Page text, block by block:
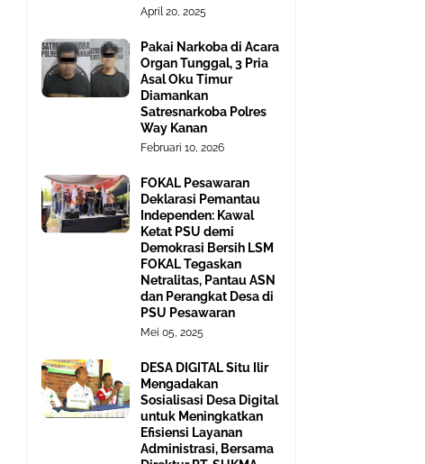
April 20, 2025
Pakai Narkoba di Acara
Organ Tunggal, 3 Pria
Asal Oku Timur
Diamankan
Satresnarkoba Polres
Way Kanan
Februari 10, 2026
FOKAL Pesawaran
Deklarasi Pemantau
Independen: Kawal
Ketat PSU demi
Demokrasi Bersih LSM
FOKAL Tegaskan
Netralitas, Pantau ASN
dan Perangkat Desa di
PSU Pesawaran
Mei 05, 2025
DESA DIGITAL Situ Ilir
Mengadakan
Sosialisasi Desa Digital
untuk Meningkatkan
Efisiensi Layanan
Administrasi, Bersama